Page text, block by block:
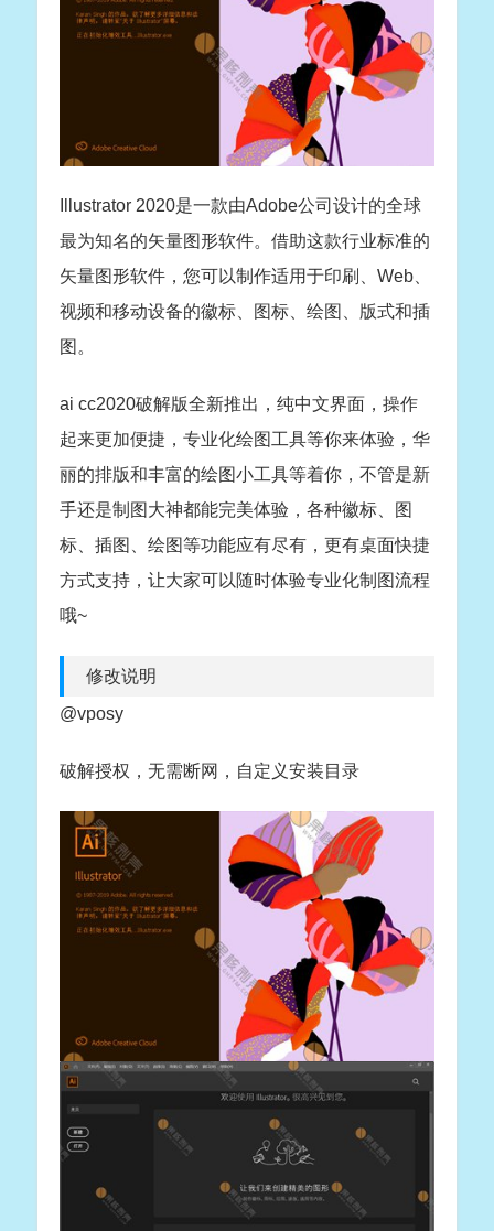
Illustrator 2020是一款由Adobe公司设计的全球
最为知名的矢量图形软件。借助这款行业标准的
矢量图形软件，您可以制作适用于印刷、Web、
视频和移动设备的徽标、图标、绘图、版式和插
图。
ai cc2020破解版全新推出，纯中文界面，操作
起来更加便捷，专业化绘图工具等你来体验，华
丽的排版和丰富的绘图小工具等着你，不管是新
手还是制图大神都能完美体验，各种徽标、图
标、插图、绘图等功能应有尽有，更有桌面快捷
方式支持，让大家可以随时体验专业化制图流程
哦~
修改说明
@vposy
破解授权，无需断网，自定义安装目录